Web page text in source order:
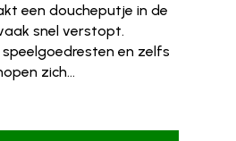
een doucheputje in de
snel verstopt.
en zelfs
zich...